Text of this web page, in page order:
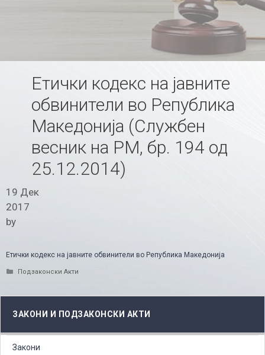
Етички кодекс на јавните
обвинители во Република
Македонија (Службен
весник на РМ, бр. 194 од
25.12.2014)
19 Дек
2017
by
Етички кодекс на јавните обвинители во Република Македонија
Categories
Подзаконски Акти
ЗАКОНИ И ПОДЗАКОНСКИ АКТИ
Закони